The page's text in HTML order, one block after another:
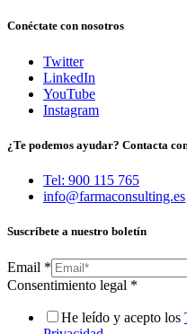
Conéctate con nosotros
Twitter
LinkedIn
YouTube
Instagram
¿Te podemos ayudar? Contacta
Tel: 900 115 765
info@farmaconsulting.es
Suscríbete a nuestro boletín
Email *
Consentimiento legal *
He leído y acepto los